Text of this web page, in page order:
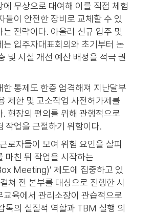
에 무상으로 대여해 이를 직접 체험
들이 안전한 장비로 교체할 수 있
는 전략이다. 아울러 신규 입주 및
는 입주자대표회의와 초기부터 논
및 시설 개선 예산 배정을 적극 권
한 통제도 한층 엄격해져 지난달부
제한 및 고소작업 사전허가제를
. 현장의 편의를 위해 관행적으로
작업을 근절하기 위함이다.
로자들이 모여 위험 요인을 살피
마친 뒤 작업을 시작하는
Meeting)’ 제도에 집중하고 있
쳐 전 본부를 대상으로 진행한 시
교육에서 관리소장이 관습적으로
독의 실질적 역할과 TBM 실행 의